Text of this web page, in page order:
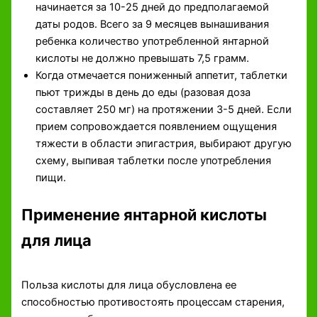
начинается за 10-25 дней до предполагаемой
даты родов. Всего за 9 месяцев вынашивания
ребенка количество употребленной янтарной
кислоты не должно превышать 7,5 грамм.
Когда отмечается пониженный аппетит, таблетки
пьют трижды в день до еды (разовая доза
составляет 250 мг) на протяжении 3-5 дней. Если
прием сопровождается появлением ощущения
тяжести в области эпигастрия, выбирают другую
схему, выпивая таблетки после употребления
пищи.
Применение янтарной кислоты
для лица
Польза кислоты для лица обусловлена ее
способностью противостоять процессам старения,